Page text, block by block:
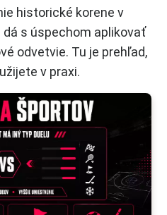
historické korene v
s úspechom aplikovať
odvetvie. Tu je prehľad,
v praxi.